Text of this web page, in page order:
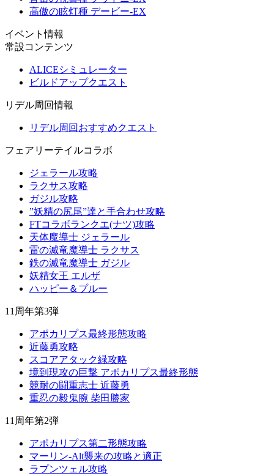
高傲の眩灯種 デービー-EX
イベント情報
常設コンテンツ
ALICEシミュレーター
ビルドアップクエスト
リデル周回情報
リデル周回おすすめクエスト
フェアリーテイルコラボ
ジェラール攻略
ラクサス攻略
ガジル攻略
”妖精の尻尾”達と手合わせ攻略
FTコラボランクエ(ナツ)攻略
天体魔導士 ジェラール
雷の滅竜魔導士 ラクサス
鉄の滅竜魔導士 ガジル
妖精女王 エルザ
ハッピー＆プルー
11周年第3弾
アポカリプス最終形態攻略
近藤勇攻略
スコアアタック緑攻略
境到現攻の巨撃 アポカリプス最終形態
競耐の闘重志士 近藤勇
重忍の毅鬼腕 柴田勝家
11周年第2弾
アポカリプス第二形態攻略
マーリン-Alt襲来の攻略と適正
ラプンツェル攻略